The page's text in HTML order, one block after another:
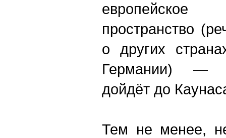
пространство
о других
Германии) —
дойдёт до
Тем не менее,